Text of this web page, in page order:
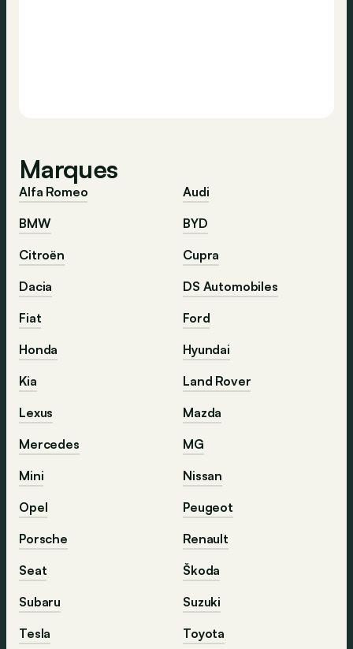
Marques
Alfa Romeo
Audi
BMW
BYD
Citroën
Cupra
Dacia
DS Automobiles
Fiat
Ford
Honda
Hyundai
Kia
Land Rover
Lexus
Mazda
Mercedes
MG
Mini
Nissan
Opel
Peugeot
Porsche
Renault
Seat
Škoda
Subaru
Suzuki
Tesla
Toyota